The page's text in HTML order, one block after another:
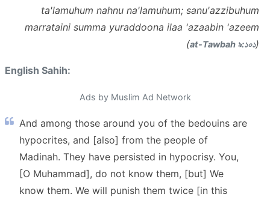
ta'lamuhum nahnu na'lamuhum; sanu'azzibuhum
marrataini summa yuraddoona ilaa 'azaabin 'azeem
(at-Tawbah ৯:১০১)
English Sahih:
Ads by Muslim Ad Network
And among those around you of the bedouins are
hypocrites, and [also] from the people of
Madinah. They have persisted in hypocrisy. You,
[O Muhammad], do not know them, [but] We
know them. We will punish them twice [in this